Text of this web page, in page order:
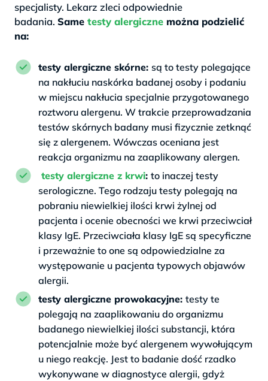
specjalisty. Lekarz zleci odpowiednie
badania. Same testy alergiczne można podzielić
na:
testy alergiczne skórne: są to testy polegające
na nakłuciu naskórka badanej osoby i podaniu
w miejscu nakłucia specjalnie przygotowanego
roztworu alergenu. W trakcie przeprowadzania
testów skórnych badany musi fizycznie zetknąć
się z alergenem. Wówczas oceniana jest
reakcja organizmu na zaaplikowany alergen.
testy alergiczne z krwi: to inaczej testy
serologiczne. Tego rodzaju testy polegają na
pobraniu niewielkiej ilości krwi żylnej od
pacjenta i ocenie obecności we krwi przeciwciał
klasy IgE. Przeciwciała klasy IgE są specyficzne
i przeważnie to one są odpowiedzialne za
występowanie u pacjenta typowych objawów
alergii.
testy alergiczne prowokacyjne: testy te
polegają na zaaplikowaniu do organizmu
badanego niewielkiej ilości substancji, która
potencjalnie może być alergenem wywołującym
u niego reakcję. Jest to badanie dość rzadko
wykonywane w diagnostyce alergii, gdyż